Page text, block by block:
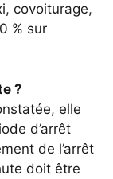
covoiturage,
% sur
?
elle
d’arrêt
de l’arrêt
doit être